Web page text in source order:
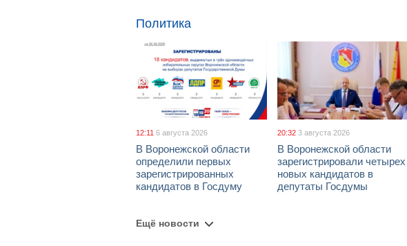
Политика
12:11 6 августа 2026
В Воронежской области
определили первых
зарегистрированных
кандидатов в Госдуму
20:32 3 августа 2026
В Воронежской области
зарегистрировали четырех
новых кандидатов в
депутаты Госдумы
Ещё новости